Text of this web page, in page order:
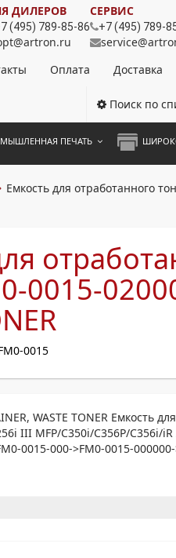
ДИЛЕРОВ
(495) 789-85-86
СЕРВИС
+7 (495) 789-
Оплата Доставка
ПЕЧАТЬ
Емкость для отработанного
0015-
0015
WASTE TONER Емкость
III MFP/C350i/C356P/C356i/
0015-000->FM0-0015-